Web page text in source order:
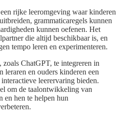
rijke leeromgeving waar kinderen
grammaticaregels kunnen
kunnen oefenen. Het
die altijd beschikbaar is, en
tempo leren en experimenteren.
ChatGPT, te integreren in
leraren en ouders kinderen een
interactieve leerervaring bieden.
om de taalontwikkeling van
en hen te helpen hun